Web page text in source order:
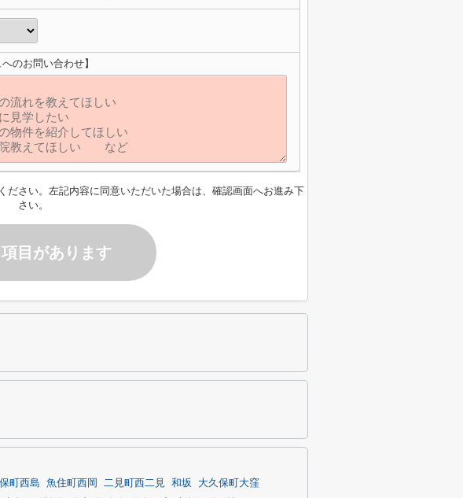
のお問い合わせ】
ださい。左記内容に同意いただいた場合は、確認画面へお進み下
さい。
目があります
町西島 魚住町西岡 二見町西二見 和坂
大久保町大窪